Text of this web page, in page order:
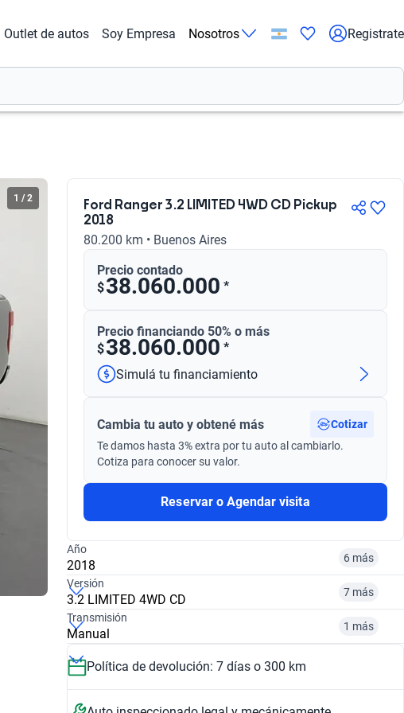
Outlet de autos Soy Empresa Nosotros Registrate
Ford Ranger 3.2 LIMITED 4WD CD Pickup
2018
80.200 km • Buenos Aires
Precio contado
$38.060.000 *
Precio financiando 50% o más
$38.060.000 *
Simulá tu financiamiento
Cambia tu auto y obtené más
Cotizar
Te damos hasta 3% extra por tu auto al cambiarlo.
Cotiza para conocer su valor.
Reservar o Agendar visita
Año
2018 6 más
2014
$ 21.820.000
2018 2023
Versión
3.2 LIMITED 4WD CD 7 más
3.2 XLT 4WD CD AUTO
$ 40.272.000 $ 39.942.000
Transmisión
Manual 1 más
Automático Manual
Política de devolución: 7 días o 300 km
1 /2